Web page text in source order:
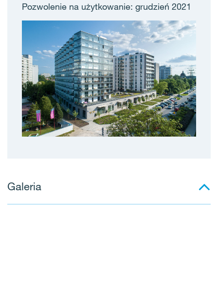
Pozwolenie na użytkowanie: grudzień 2021
Galeria